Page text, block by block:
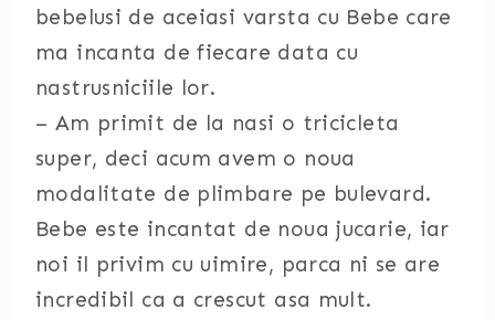
bebelusi de aceiasi varsta cu Bebe care
ma incanta de fiecare data cu
nastrusniciile lor.
– Am primit de la nasi o tricicleta
super, deci acum avem o noua
modalitate de plimbare pe bulevard.
Bebe este incantat de noua jucarie, iar
noi il privim cu uimire, parca ni se are
incredibil ca a crescut asa mult.